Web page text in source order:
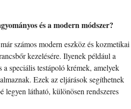
és a modern módszer?
számos modern eszköz és kozmetikai
kezelésére. Ilyenek például a
a speciális testápoló krémek, amelyek
Ezek az eljárások segíthetnek
legyen látható, különösen rendszeres